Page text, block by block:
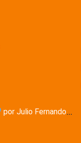
por Julio Fernando...